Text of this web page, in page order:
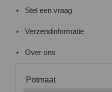
Stel een vraag
Verzendinformatie
Over ons
Potmaat